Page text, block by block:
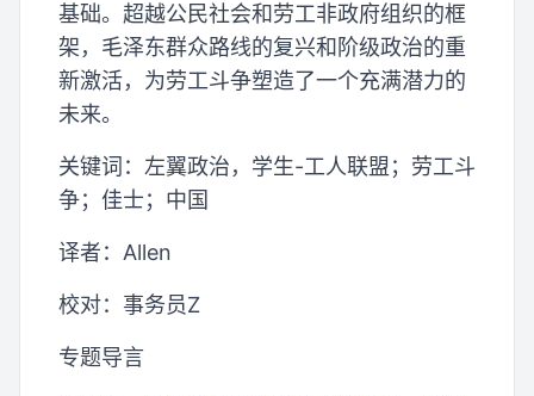
基础。超越公民社会和劳工非政府组织的框
架，毛泽东群众路线的复兴和阶级政治的重
新激活，为劳工斗争塑造了一个充满潜力的
未来。
关键词：左翼政治，学生-工人联盟；劳工斗
争；佳士；中国
译者：Allen
校对：事务员Z
专题导言